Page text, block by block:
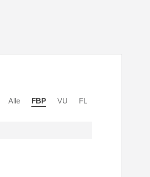
Alle FBP VU FL